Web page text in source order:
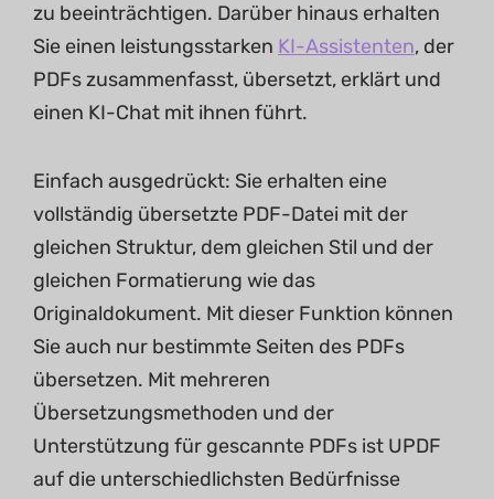
zu beeinträchtigen. Darüber hinaus erhalten
Sie einen leistungsstarken KI-Assistenten, der
PDFs zusammenfasst, übersetzt, erklärt und
einen KI-Chat mit ihnen führt.
Einfach ausgedrückt: Sie erhalten eine
vollständig übersetzte PDF-Datei mit der
gleichen Struktur, dem gleichen Stil und der
gleichen Formatierung wie das
Originaldokument. Mit dieser Funktion können
Sie auch nur bestimmte Seiten des PDFs
übersetzen. Mit mehreren
Übersetzungsmethoden und der
Unterstützung für gescannte PDFs ist UPDF
auf die unterschiedlichsten Bedürfnisse